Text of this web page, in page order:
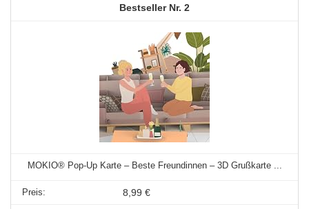
2
MOKIO® Pop-Up Karte – Beste Freundinnen – 3D Grußkarte ...
8,99 €